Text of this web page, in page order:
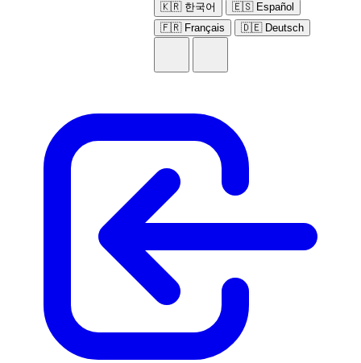
🇰🇷 한국어
🇪🇸 Español
🇫🇷 Français
🇩🇪 Deutsch